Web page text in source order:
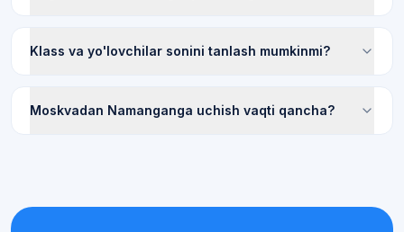
Klass va yo'lovchilar sonini tanlash mumkinmi?
Moskvadan Namanganga uchish vaqti qancha?